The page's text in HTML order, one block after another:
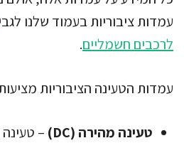
עמדות ציבוריות בעמוד שלנו
לרכבים חשמליים.
עמדות הטעינה הציבוריות
טעינה מהירה (DC)
–